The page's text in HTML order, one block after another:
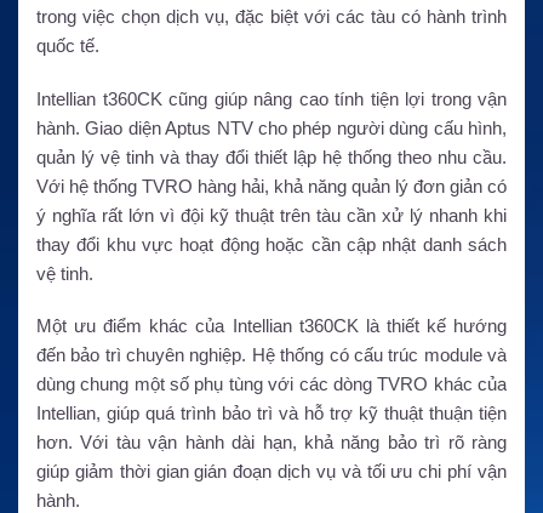
trong việc chọn dịch vụ, đặc biệt với các tàu có hành trình
quốc tế.
Intellian t360CK cũng giúp nâng cao tính tiện lợi trong vận
hành. Giao diện Aptus NTV cho phép người dùng cấu hình,
quản lý vệ tinh và thay đổi thiết lập hệ thống theo nhu cầu.
Với hệ thống TVRO hàng hải, khả năng quản lý đơn giản có
ý nghĩa rất lớn vì đội kỹ thuật trên tàu cần xử lý nhanh khi
thay đổi khu vực hoạt động hoặc cần cập nhật danh sách
vệ tinh.
Một ưu điểm khác của Intellian t360CK là thiết kế hướng
đến bảo trì chuyên nghiệp. Hệ thống có cấu trúc module và
dùng chung một số phụ tùng với các dòng TVRO khác của
Intellian, giúp quá trình bảo trì và hỗ trợ kỹ thuật thuận tiện
hơn. Với tàu vận hành dài hạn, khả năng bảo trì rõ ràng
giúp giảm thời gian gián đoạn dịch vụ và tối ưu chi phí vận
hành.